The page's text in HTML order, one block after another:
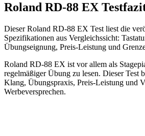
Roland RD-88 EX
Dieser Roland RD-88 EX Test liest die
Spezifikationen aus Vergleichssicht:
Übungseignung, Preis-Leistung und
Roland RD-88 EX ist vor allem als
regelmäßiger Übung zu lesen. Dieser Test
Klang, Übungspraxis, Preis-Leistung und
Werbeversprechen.